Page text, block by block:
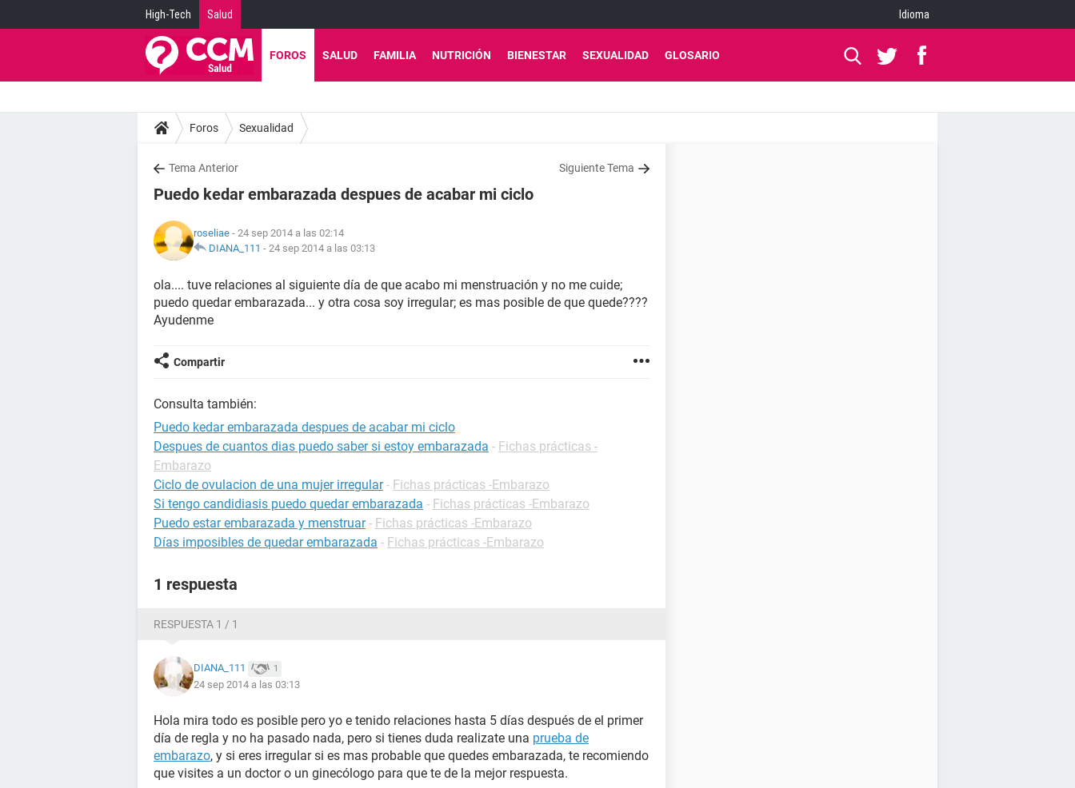
High-Tech Salud Idioma
FOROS SALUD FAMILIA NUTRICIÓN BIENESTAR SEXUALIDAD GLOSARIO
Foros Sexualidad
Tema Anterior Siguiente Tema
Puedo kedar embarazada despues de acabar mi ciclo
roseliae - 24 sep 2014 a las 02:14
DIANA_111 - 24 sep 2014 a las 03:13
ola.... tuve relaciones al siguiente día de que acabo mi menstruación y no me cuide;
puedo quedar embarazada... y otra cosa soy irregular; es mas posible de que quede????
Ayudenme
Compartir
Consulta también:
Puedo kedar embarazada despues de acabar mi ciclo
Despues de cuantos dias puedo saber si estoy embarazada - Fichas prácticas -
Embarazo
Ciclo de ovulacion de una mujer irregular - Fichas prácticas -Embarazo
Si tengo candidiasis puedo quedar embarazada - Fichas prácticas -Embarazo
Puedo estar embarazada y menstruar - Fichas prácticas -Embarazo
Días imposibles de quedar embarazada - Fichas prácticas -Embarazo
1 respuesta
RESPUESTA 1 / 1
DIANA_111 1
24 sep 2014 a las 03:13
Hola mira todo es posible pero yo e tenido relaciones hasta 5 días después de el primer
día de regla y no ha pasado nada, pero si tienes duda realizate una prueba de
embarazo, y si eres irregular si es mas probable que quedes embarazada, te recomiendo
que visites a un doctor o un ginecólogo para que te de la mejor respuesta.